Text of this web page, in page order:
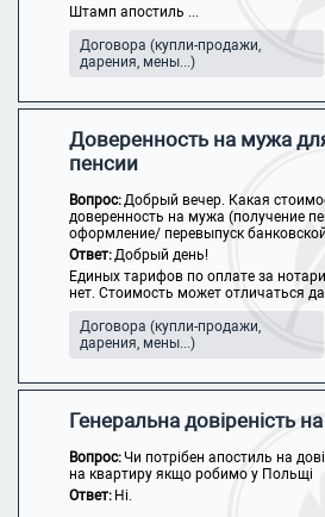
Штамп апостиль ...
Договора (купли-продажи,
дарения, мены...)
Доверенность на мужа
пенсии
Вопрос:Добрый вечер. Какая
доверенность на мужа (получение
оформление/ перевыпуск
Ответ:Добрый день!
Единых тарифов по оплате за
нет. Стоимость может отличаться
Договора (купли-продажи,
дарения, мены...)
Генеральна довіреність
Вопрос:Чи потрібен апостиль на
на квартиру якщо робимо у Польщі
Ответ: Ні.